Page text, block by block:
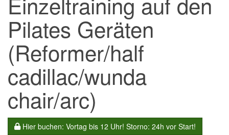
Pilates Geräten
(Reformer/half
cadillac/wunda
chair/arc)
Hier buchen: Vortag bis 12 Uhr! Storno: 24h vor Start!